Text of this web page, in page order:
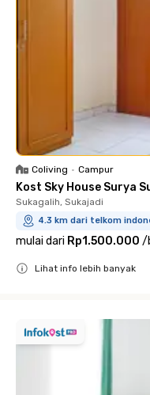
Coliving • Campur
Kost Sky House Surya
Sukagalih, Sukajadi
4.3 km dari telkom
mulai dari Rp1.500.000 /
Lihat info lebih banyak